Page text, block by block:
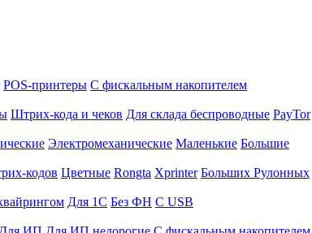
POS-принтеры С фискальным накопителем
Штрих-кода и чеков Для склада беспроводные PayTor
Электромеханические Маленькие Большие
кодов Цветные Rongta Xprinter Больших Рулонных
Для 1С Без ФН С USB